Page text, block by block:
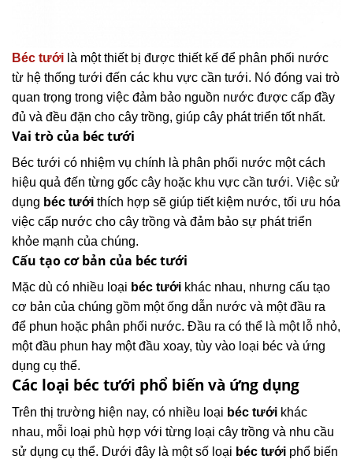
Béc tưới là một thiết bị được thiết kế để phân phối nước
từ hệ thống tưới đến các khu vực cần tưới. Nó đóng vai trò
quan trọng trong việc đảm bảo nguồn nước được cấp đầy
đủ và đều đặn cho cây trồng, giúp cây phát triển tốt nhất.
Vai trò của béc tưới
Béc tưới có nhiệm vụ chính là phân phối nước một cách
hiệu quả đến từng gốc cây hoặc khu vực cần tưới. Việc sử
dụng béc tưới thích hợp sẽ giúp tiết kiệm nước, tối ưu hóa
việc cấp nước cho cây trồng và đảm bảo sự phát triển
khỏe mạnh của chúng.
Cấu tạo cơ bản của béc tưới
Mặc dù có nhiều loại béc tưới khác nhau, nhưng cấu tạo
cơ bản của chúng gồm một ống dẫn nước và một đầu ra
để phun hoặc phân phối nước. Đầu ra có thể là một lỗ nhỏ,
một đầu phun hay một đầu xoay, tùy vào loại béc và ứng
dụng cụ thể.
Các loại béc tưới phổ biến và ứng dụng
Trên thị trường hiện nay, có nhiều loại béc tưới khác
nhau, mỗi loại phù hợp với từng loại cây trồng và nhu cầu
sử dụng cụ thể. Dưới đây là một số loại béc tưới phổ biến